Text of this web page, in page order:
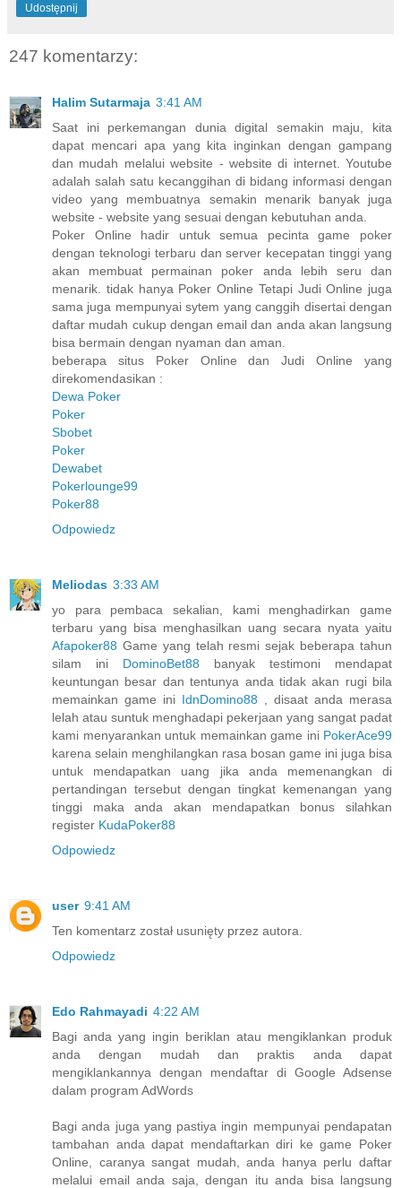
Udostępnij
247 komentarzy:
Halim Sutarmaja 3:41 AM
Saat ini perkemangan dunia digital semakin maju, kita
dapat mencari apa yang kita inginkan dengan gampang
dan mudah melalui website - website di internet. Youtube
adalah salah satu kecanggihan di bidang informasi dengan
video yang membuatnya semakin menarik banyak juga
website - website yang sesuai dengan kebutuhan anda.
Poker Online hadir untuk semua pecinta game poker
dengan teknologi terbaru dan server kecepatan tinggi yang
akan membuat permainan poker anda lebih seru dan
menarik. tidak hanya Poker Online Tetapi Judi Online juga
sama juga mempunyai sytem yang canggih disertai dengan
daftar mudah cukup dengan email dan anda akan langsung
bisa bermain dengan nyaman dan aman.
beberapa situs Poker Online dan Judi Online yang
direkomendasikan :
Dewa Poker
Poker
Sbobet
Poker
Dewabet
Pokerlounge99
Poker88
Odpowiedz
Meliodas 3:33 AM
yo para pembaca sekalian, kami menghadirkan game
terbaru yang bisa menghasilkan uang secara nyata yaitu
Afapoker88 Game yang telah resmi sejak beberapa tahun
silam ini DominoBet88 banyak testimoni mendapat
keuntungan besar dan tentunya anda tidak akan rugi bila
memainkan game ini IdnDomino88 , disaat anda merasa
lelah atau suntuk menghadapi pekerjaan yang sangat padat
kami menyarankan untuk memainkan game ini PokerAce99
karena selain menghilangkan rasa bosan game ini juga bisa
untuk mendapatkan uang jika anda memenangkan di
pertandingan tersebut dengan tingkat kemenangan yang
tinggi maka anda akan mendapatkan bonus silahkan
register KudaPoker88
Odpowiedz
user 9:41 AM
Ten komentarz został usunięty przez autora.
Odpowiedz
Edo Rahmayadi 4:22 AM
Bagi anda yang ingin beriklan atau mengiklankan produk
anda dengan mudah dan praktis anda dapat
mengiklankannya dengan mendaftar di Google Adsense
dalam program AdWords
Bagi anda juga yang pastiya ingin mempunyai pendapatan
tambahan anda dapat mendaftarkan diri ke game Poker
Online, caranya sangat mudah, anda hanya perlu daftar
melalui email anda saja, dengan itu anda bisa langsung